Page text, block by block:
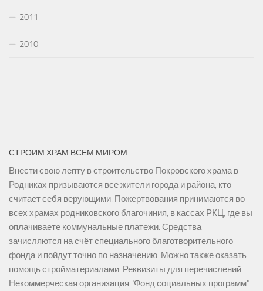
2011
2010
СТРОИМ ХРАМ ВСЕМ МИРОМ
Внести свою лепту в строительство Покровского храма в
Родниках призываются все жители города и района, кто
считает себя верующими. Пожертвования принимаются во
всех храмах родниковского благочиния, в кассах РКЦ, где вы
оплачиваете коммунальные платежи. Средства
зачисляются на счёт специального благотворительного
фонда и пойдут точно по назначению. Можно также оказать
помощь стройматериалами. Реквизиты для перечислений
Некоммерческая организация "Фонд социальных программ"